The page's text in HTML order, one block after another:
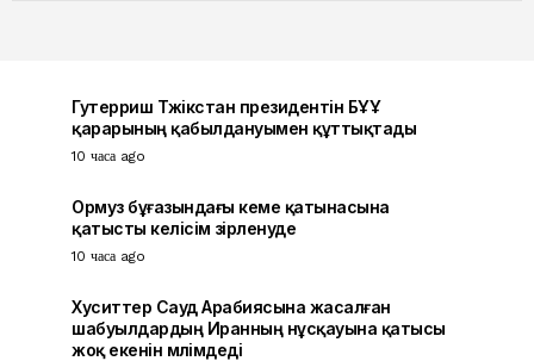
Гутерриш Тәжікстан президентін БҰҰ
қарарының қабылдануымен құттықтады
10 часа ago
Ормуз бұғазындағы кеме қатынасына
қатысты келісім әзірленуде
10 часа ago
Хуситтер Сауд Арабиясына жасалған
шабуылдардың Иранның нұсқауына қатысы
жоқ екенін мәлімдеді